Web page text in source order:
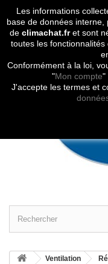
Les informations
base de données
de climachat.fret sont
toutes les
Conformément à la loi,
"Mon compte"
J'accepte les termes et
Ventilation